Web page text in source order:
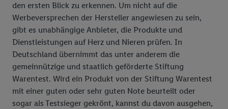
den ersten Blick zu erkennen. Um nicht auf die
Werbeversprechen der Hersteller angewiesen zu sein,
gibt es unabhängige Anbieter, die Produkte und
Dienstleistungen auf Herz und Nieren prüfen. In
Deutschland übernimmt das unter anderem die
gemeinnützige und staatlich geförderte Stiftung
Warentest. Wird ein Produkt von der Stiftung Warentest
mit einer guten oder sehr guten Note beurteilt oder
sogar als Testsieger gekrönt, kannst du davon ausgehen,